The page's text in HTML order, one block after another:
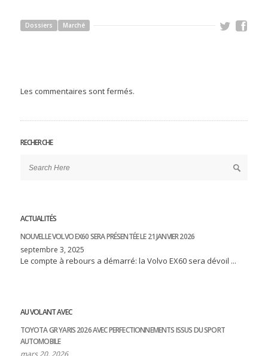
Dossiers Marché
Les commentaires sont fermés.
RECHERCHE
ACTUALITÉS
NOUVELLE VOLVO EX60 SERA PRÉSENTÉE LE 21 JANVIER 2026
septembre 3, 2025
Le compte à rebours a démarré: la Volvo EX60 sera dévoil ...
AU VOLANT AVEC
TOYOTA GR YARIS 2026 AVEC PERFECTIONNEMENTS ISSUS DU SPORT
AUTOMOBILE
mars 20, 2026